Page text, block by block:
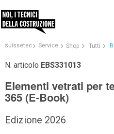
suissetec Service Shop Tutti
N. articolo EBS331013
Elementi vetrati per
365 (E-Book)
Edizione 2026